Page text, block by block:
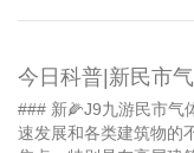
今日科普|新民市
### 新🌽J9九游民市气
速发展和各类建筑物的